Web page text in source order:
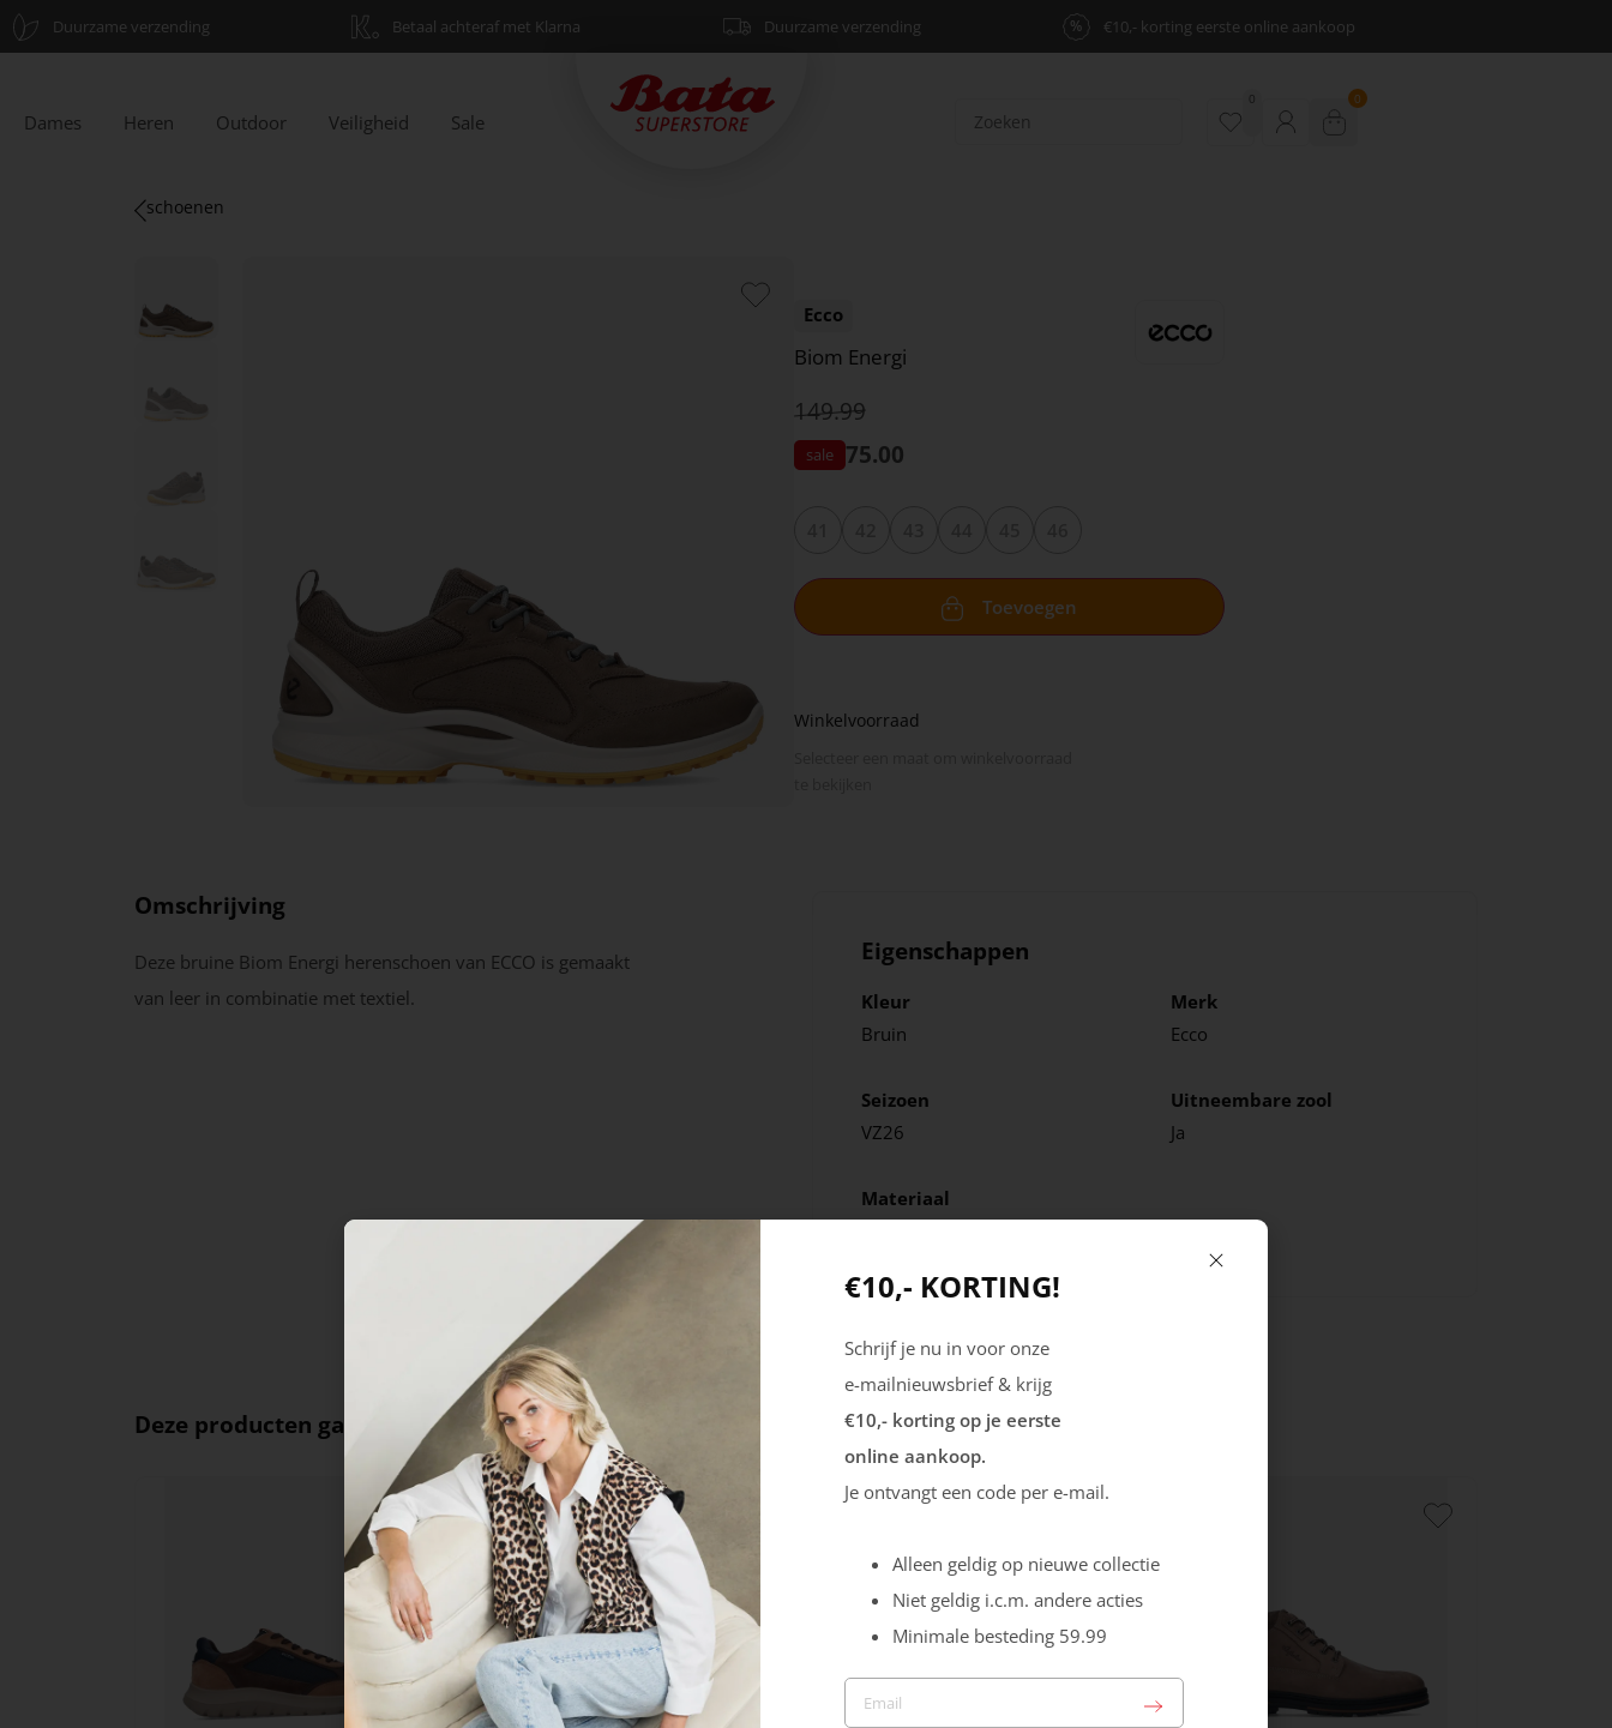
Duurzame verzending Betaal achteraf met Klarna Duurzame verzending % €10,- korting eerste online aankoop
Dames Heren Outdoor Veiligheid Sale
0 0
schoenen
Ecco
Biom Energi
149.99
75.00
Toevoegen
Winkelvoorraad
Omschrijving
Deze bruine Biom Energi herenschoen van ECCO is gemaakt
van leer in combinatie met textiel.
Eigenschappen
Kleur
Bruin
Merk
Ecco
Seizoen
VZ26
Uitneembare zool
Ja
Materiaal
Deze producten ga je leuk vinden
€10,- KORTING!
Schrijf je nu in voor onze
e-mailnieuwsbrief & krijg
€10,- korting op je eerste
online aankoop.
Je ontvangt een code per e-mail.
Alleen geldig op nieuwe collectie
Niet geldig i.c.m. andere acties
Minimale besteding 59.99